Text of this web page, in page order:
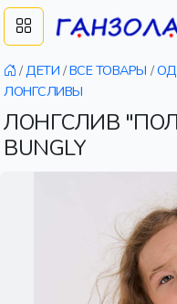
/ДЕТИ /ВСЕ ТОВАРЫ /
ЛОНГСЛИВЫ
ЛОНГСЛИВ
BUNGLY